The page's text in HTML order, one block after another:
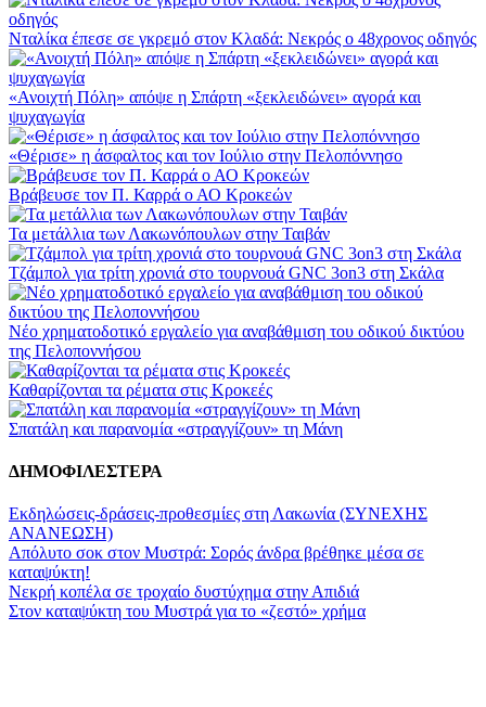
Νταλίκα έπεσε σε γκρεμό στον Κλαδά: Νεκρός ο 48χρονος οδηγός
«Ανοιχτή Πόλη» απόψε η Σπάρτη «ξεκλειδώνει» αγορά και
ψυχαγωγία
«Θέρισε» η άσφαλτος και τον Ιούλιο στην Πελοπόννησο
Βράβευσε τον Π. Καρρά ο ΑΟ Κροκεών
Τα μετάλλια των Λακωνόπουλων στην Ταιβάν
Τζάμπολ για τρίτη χρονιά στο τουρνουά GNC 3on3 στη Σκάλα
Νέο χρηματοδοτικό εργαλείο για αναβάθμιση του οδικού δικτύου
της Πελοποννήσου
Καθαρίζονται τα ρέματα στις Κροκεές
Σπατάλη και παρανομία «στραγγίζουν» τη Μάνη
ΔΗΜΟΦΙΛΕΣΤΕΡΑ
Εκδηλώσεις-δράσεις-προθεσμίες στη Λακωνία (ΣΥΝΕΧΗΣ
ΑΝΑΝΕΩΣΗ)
Απόλυτο σοκ στον Μυστρά: Σορός άνδρα βρέθηκε μέσα σε
καταψύκτη!
Νεκρή κοπέλα σε τροχαίο δυστύχημα στην Απιδιά
Στον καταψύκτη του Μυστρά για το «ζεστό» χρήμα